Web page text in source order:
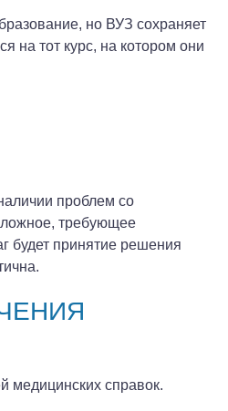
но ВУЗ сохраняет
на тот курс, на котором они
проблем со
требующее
будет принятие решения
медицинских справок.